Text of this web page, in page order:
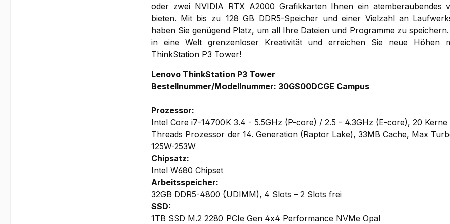
oder zwei NVIDIA RTX A2000 Grafikkarten Ihnen ein atemberaubendes
bieten. Mit bis zu 128 GB DDR5-Speicher und einer Vielzahl an
haben Sie genügend Platz, um all Ihre Dateien und Programme zu
in eine Welt grenzenloser Kreativität und erreichen Sie neue Höhen
ThinkStation P3 Tower!
Lenovo ThinkStation P3 Tower
Bestellnummer/Modellnummer: 30GS00DCGE Campus
Prozessor:
Intel Core i7-14700K 3.4 - 5.5GHz (P-core) / 2.5 - 4.3GHz (E-core), 20 Kerne
Threads Prozessor der 14. Generation (Raptor Lake), 33MB Cache, Max
125W-253W
Chipsatz:
Intel W680 Chipset
Arbeitsspeicher:
32GB DDR5-4800 (UDIMM), 4 Slots – 2 Slots frei
SSD:
1TB SSD M.2 2280 PCIe Gen 4x4 Performance NVMe Opal